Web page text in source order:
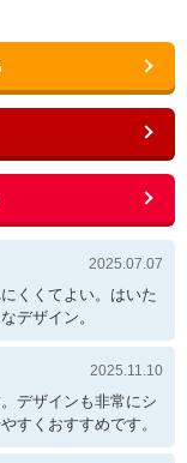
2025.07.07
くくてよい。はいた
デザイン。
2025.11.10
デザインも非常にシ
すくおすすめです。